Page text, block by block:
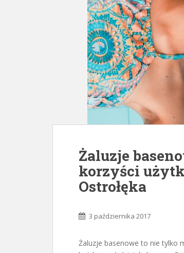
Żaluzje
korzyści
Ostrołęka
3 października 2017
Żaluzje basenowe to nie tylko